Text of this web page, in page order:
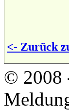
<- Zurück
© 2008